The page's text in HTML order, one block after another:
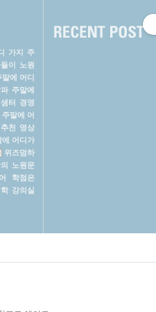
가지
주
이
노원
말에 어디
주말에
샘터
경영
주말에 어
천 영상
에 어디가
위즈덤하
노원문
학점은
강의실